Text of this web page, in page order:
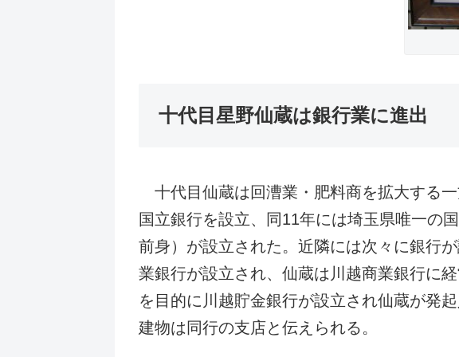
十代目星野仙蔵は銀行業に進出
十代目仙蔵は回漕業・肥料商を拡大する
国立銀行を設立、同11年には埼玉県唯一の
前身）が設立された。近隣には次々に銀行
業銀行が設立され、仙蔵は川越商業銀行に
を目的に川越貯金銀行が設立され仙蔵が発
建物は同行の支店と伝えられる。